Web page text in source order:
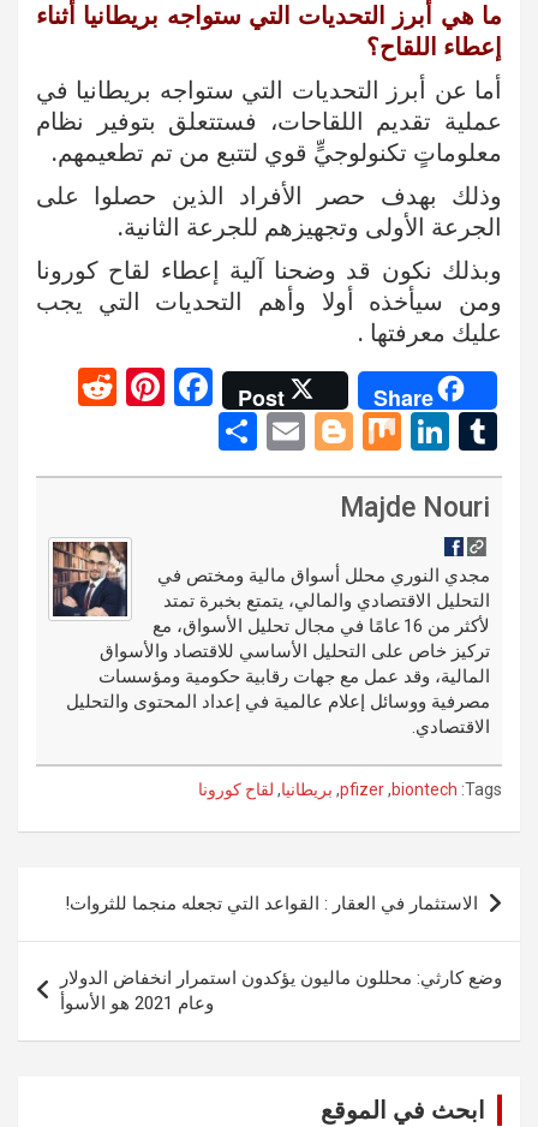
ما هي أبرز التحديات التي ستواجه بريطانيا أثناء
إعطاء اللقاح؟
أما عن أبرز التحديات التي ستواجه بريطانيا في
عملية تقديم اللقاحات، فستتعلق بتوفير نظام
معلوماتٍ تكنولوجيٍّ قوي لتتبع من تم تطعيمهم.
وذلك بهدف حصر الأفراد الذين حصلوا على
الجرعة الأولى وتجهيزهم للجرعة الثانية.
وبذلك نكون قد وضحنا آلية إعطاء لقاح كورونا
ومن سيأخذه أولا وأهم التحديات التي يجب
عليك معرفتها .
Share
Post
F
ce
o
k
Pi
er
t
d
t
T
u
m
bl
r
Li
n
ke
n
M
ix
Bl
o
er
E
m
h
Majde Nouri
مجدي النوري محلل أسواق مالية ومختص في
التحليل الاقتصادي والمالي، يتمتع بخبرة تمتد
لأكثر من 16 عامًا في مجال تحليل الأسواق، مع
تركيز خاص على التحليل الأساسي للاقتصاد والأسواق
المالية، وقد عمل مع جهات رقابية حكومية ومؤسسات
مصرفية ووسائل إعلام عالمية في إعداد المحتوى والتحليل
الاقتصادي.
Tags:
biontech
,
pfizer
, بريطانيا, لقاح كورونا
تصفّح
المقالات
الاستثمار في العقار : القواعد التي تجعله منجما للثروات!
وضع كارثي: محللون ماليون يؤكدون استمرار انخفاض الدولار
وعام 2021 هو الأسوأ
ابحث في الموقع